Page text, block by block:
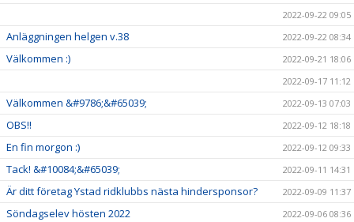
2022-09-22 09:05
Anläggningen helgen v.38 2022-09-22 08:34
Välkommen :)
2022-09-21 18:06
2022-09-17 11:12
Välkommen &#9786;&#65039; 2022-09-13 07:03
OBS!! 2022-09-12 18:18
En fin morgon :) 2022-09-12 09:33
Tack! &#10084;&#65039; 2022-09-11 14:31
Är ditt företag Ystad ridklubbs nästa hindersponsor? 2022-09-09 11:37
Söndagselev hösten 2022
2022-09-06 08:36